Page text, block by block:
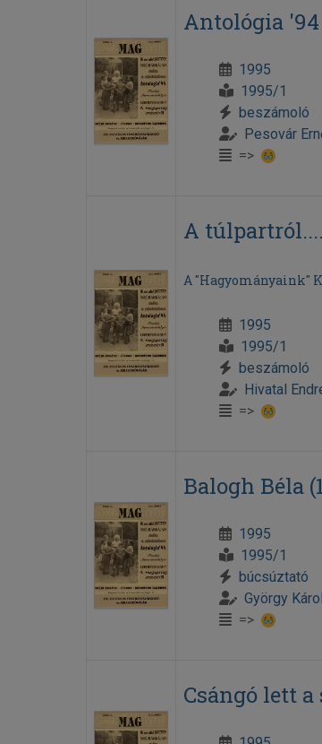
Antológia '94
1995
1995/1
beszámoló
Pesovár
=>
A túlpartról....
A "Hagyományaink"
1995
1995/1
beszámoló
Hivatal
=>
Balogh Béla
1995
1995/1
búcsúztató
György
=>
Csángó lett